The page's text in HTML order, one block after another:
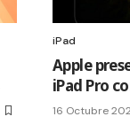
iPad
Apple
iPad Pro
16 Octubre